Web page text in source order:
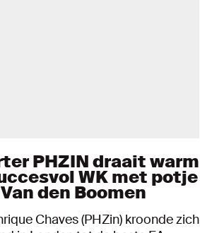
PHZIN draait warm
WK met potje
den Boomen
Chaves (PHZin) kroonde zich